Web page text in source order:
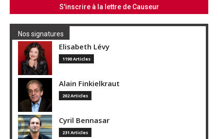
Nos signatures
Elisabeth Lévy
1190 Articles
Alain Finkielkraut
202 Articles
Cyril Bennasar
231 Articles